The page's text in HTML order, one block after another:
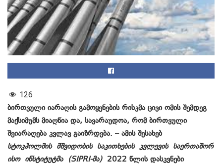
126
ბირთვული იარაღის გამოყენების რისკმა ცივი ომის შემდეგ
მაქსიმუმს მიაღწია და, სავარაუდოა, რომ ბირთვული
შეიარაღება კვლავ გაიზრდება. – ამის შესახებ
სტოკჰოლმის მშვიდობის საკითხების კვლევის საერთაშორ
ისო ინსტიტუტმა(SIPRI-მა) 2022 წლის დასკვნები